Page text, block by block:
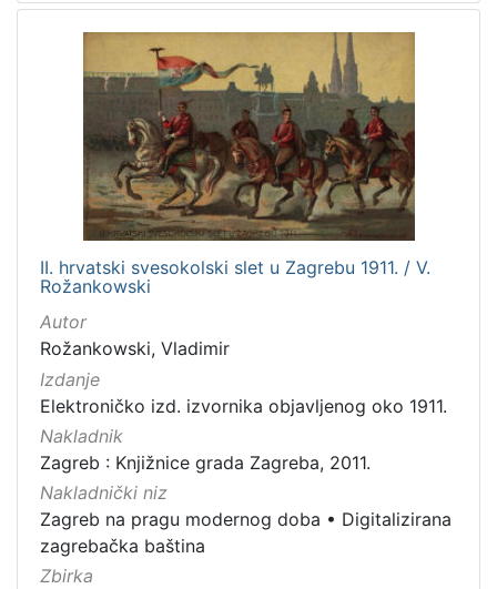
II. hrvatski svesokolski slet u Zagrebu 1911. / V.
Rožankowski
Autor
Rožankowski, Vladimir
Izdanje
Elektroničko izd. izvornika objavljenog oko 1911.
Nakladnik
Zagreb : Knjižnice grada Zagreba, 2011.
Nakladnički niz
Zagreb na pragu modernog doba • Digitalizirana
zagrebačka baština
Zbirka